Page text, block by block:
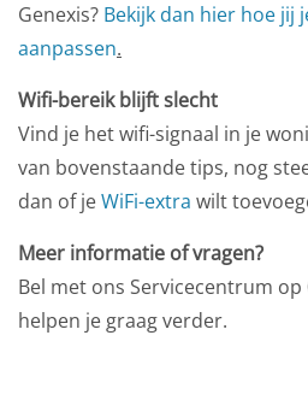
Genexis? Bekijk dan hier hoe jij
aanpassen.
Wifi-bereik blijft slecht
Vind je het wifi-signaal in je
van bovenstaande tips, nog
dan of jeWiFi-extra wilt
Meer informatie of vragen?
Bel met ons Servicecentrum op
helpen je graag verder.